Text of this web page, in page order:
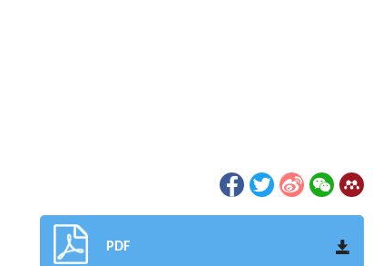
PDF